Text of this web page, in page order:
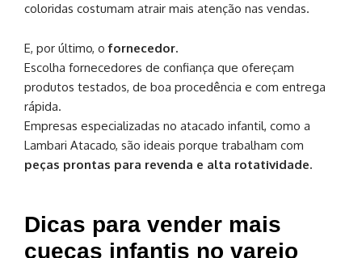
coloridas costumam atrair mais atenção nas vendas.
E, por último, ofornecedor.
Escolha fornecedores de confiança que ofereçam
produtos testados, de boa procedência e com entrega
rápida.
Empresas especializadas no atacado infantil, como a
Lambari Atacado, são ideais porque trabalham com
peças prontas para revenda e alta rotatividade.
Dicas para vender mais
cuecas infantis no varejo